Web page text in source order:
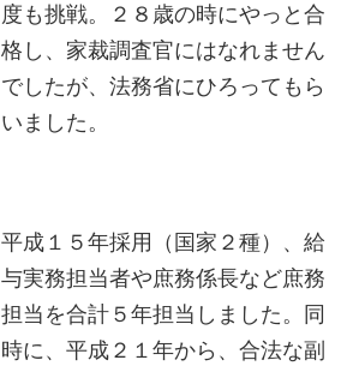
度も挑戦。２８歳の時にやっと合
格し、家裁調査官にはなれません
でしたが、法務省にひろってもら
いました。
平成１５年採用（国家２種）、給
与実務担当者や庶務係長など庶務
担当を合計５年担当しました。同
時に、平成２１年から、合法な副